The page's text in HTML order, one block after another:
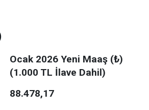
Ocak 2026 Yeni Maaş (₺)
(1.000 TL İlave Dahil)
88.478,17